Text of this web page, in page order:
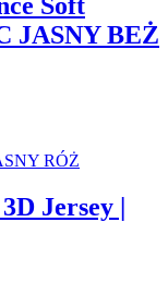
JASNY BEŻ
Jersey |